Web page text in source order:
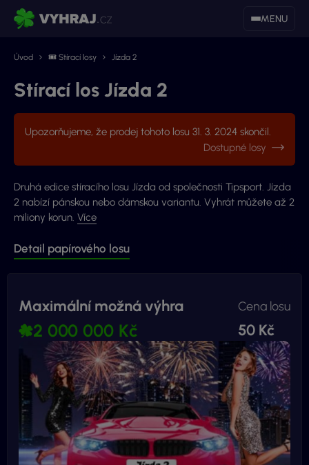
MENU
Úvod 🎟 Stírací losy Jízda 2
Stírací los Jízda 2
Upozorňujeme, že prodej tohoto losu 31. 3. 2024 skončil.
Dostupné losy
Druhá edice stíracího losu Jízda od společnosti Tipsport. Jízda
2 nabízí pánskou nebo dámskou variantu. Vyhrát můžete až 2
miliony korun. Více
Detail papírového losu
Maximální možná výhra
2 000 000 Kč
Cena losu
50 Kč